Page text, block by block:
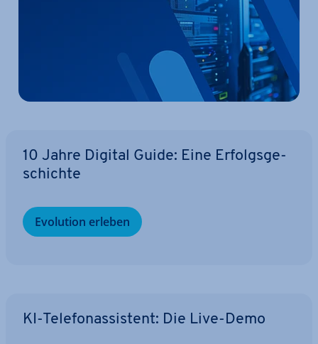
10 Jahre Digital Guide: Eine Er­folgs­ge­
schich­te
Evolution erleben
KI-Te­le­fon­as­sis­tent: Die Live-Demo